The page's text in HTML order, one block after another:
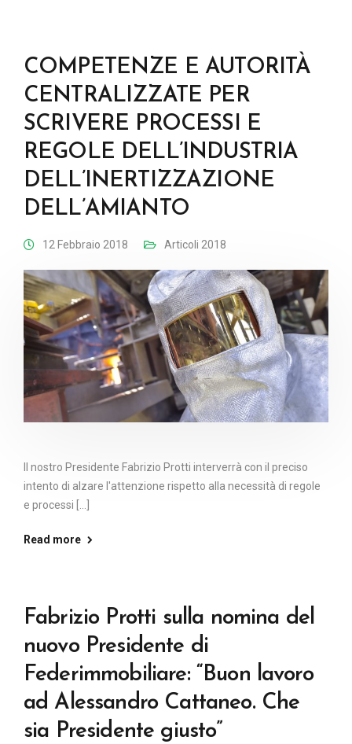
COMPETENZE E AUTORITÀ
CENTRALIZZATE PER
SCRIVERE PROCESSI E
REGOLE DELL’INDUSTRIA
DELL’INERTIZZAZIONE
DELL’AMIANTO
12 Febbraio 2018 Articoli 2018
Il nostro Presidente Fabrizio Protti interverrà con il preciso
intento di alzare l'attenzione rispetto alla necessità di regole
e processi [...]
Read more
Fabrizio Protti sulla nomina del
nuovo Presidente di
Federimmobiliare: “Buon lavoro
ad Alessandro Cattaneo. Che
sia Presidente giusto”